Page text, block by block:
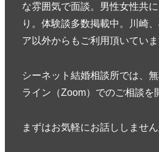
な雰囲気で面談。男性女性共
り。体験談多数掲載中。川崎
ア以外からもご利用頂いていま
シーネット結婚相談所では、
ライン（Zoom）でのご相談を
まずはお気軽にお話ししません